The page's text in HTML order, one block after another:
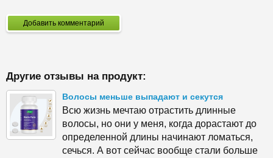
Добавить комментарий
Другие отзывы на продукт:
Волосы меньше выпадают и секутся
Всю жизнь мечтаю отрастить длинные
волосы, но они у меня, когда дорастают до
определенной длины начинают ломаться,
сечься. А вот сейчас вообще стали больше